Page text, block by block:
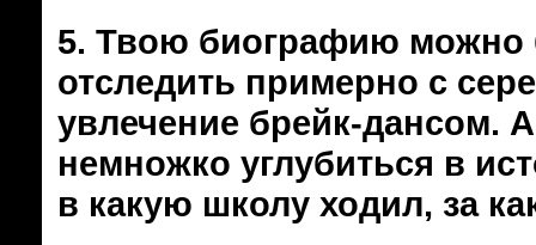
5. Твою биографию можно
отследить примерно с
увлечение брейк-дансом.
немножко углубиться в
в какую школу ходил, за